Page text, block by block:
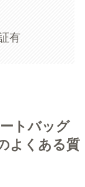
有
トバッグ
よくある質